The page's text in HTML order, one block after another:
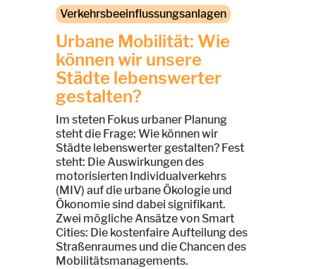
Verkehrsbeeinflussungsanlagen
Urbane Mobilität: Wie
können wir unsere
Städte lebenswerter
gestalten?
Im steten Fokus urbaner Planung
steht die Frage: Wie können wir
Städte lebenswerter gestalten? Fest
steht: Die Auswirkungen des
motorisierten Individualverkehrs
(MIV) auf die urbane Ökologie und
Ökonomie sind dabei signifikant.
Zwei mögliche Ansätze von Smart
Cities: Die kostenfaire Aufteilung des
Straßenraumes und die Chancen des
Mobilitätsmanagements.